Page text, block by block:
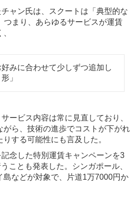
ャン氏は、スクートは「典型的な
つまり、あらゆるサービスが運賃
好みに合わせて少しずつ追加し
」
ービス内容は常に見直しており、
ら、技術の進歩でコストが下がれ
する可能性にも言及した。
念した特別運賃キャンペーンを3
ことも発表した。シンガポール、
島などが対象で、片道1万7000円か